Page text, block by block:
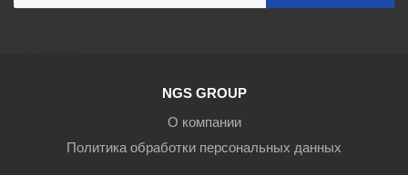
NGS GROUP
О компании
Политика обработки персональных данных